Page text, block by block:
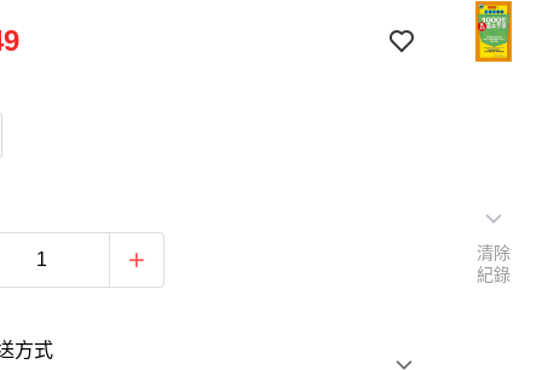
方式
清除
紀錄